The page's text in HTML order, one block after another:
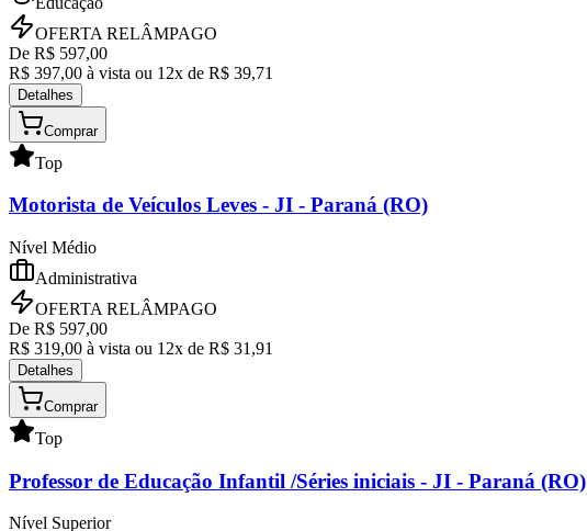
OFERTA RELÂMPAGO
De R$ 597,00
R$ 397,00 à vista ou 12x de R$ 39,71
Detalhes
Comprar
Top
Motorista de Veículos Leves - JI - Paraná (RO)
Nível Médio
Administrativa
OFERTA RELÂMPAGO
De R$ 597,00
R$ 319,00 à vista ou 12x de R$ 31,91
Detalhes
Comprar
Top
Professor de Educação Infantil /Séries iniciais - JI - Paraná (RO)
Nível Superior